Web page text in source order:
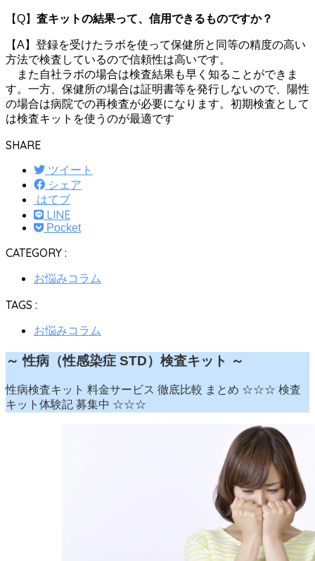
【Q】 査キットの結果って、信用できるものですか？
【A】登録を受けたラボを使って保健所と同等の精度の高い
方法で検査しているので信頼性は高いです。
また自社ラボの場合は検査結果も早く知ることができま
す。一方、保健所の場合は証明書等を発行しないので、陽性
の場合は病院での再検査が必要になります。初期検査として
は検査キットを使うのが最適です
SHARE
ツイート
シェア
はてブ
LINE
Pocket
CATEGORY :
お悩みコラム
TAGS :
お悩みコラム
～ 性病（性感染症 STD）検査キット ～
性病検査キット 料金サービス 徹底比較 まとめ ☆☆☆ 検査
キット体験記 募集中 ☆☆☆